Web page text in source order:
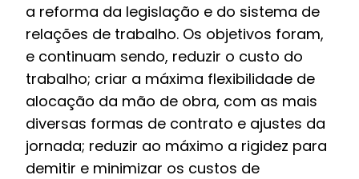
a reforma da legislação e do sistema de
relações de trabalho. Os objetivos foram,
e continuam sendo, reduzir o custo do
trabalho; criar a máxima flexibilidade de
alocação da mão de obra, com as mais
diversas formas de contrato e ajustes da
jornada; reduzir ao máximo a rigidez para
demitir e minimizar os custos de